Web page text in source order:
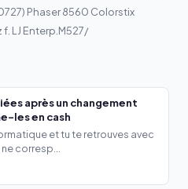
Phaser 8560 Colorstix
f. LJ Enterp.M527/
après un changement
les en cash
et tu te retrouves avec
corresp...